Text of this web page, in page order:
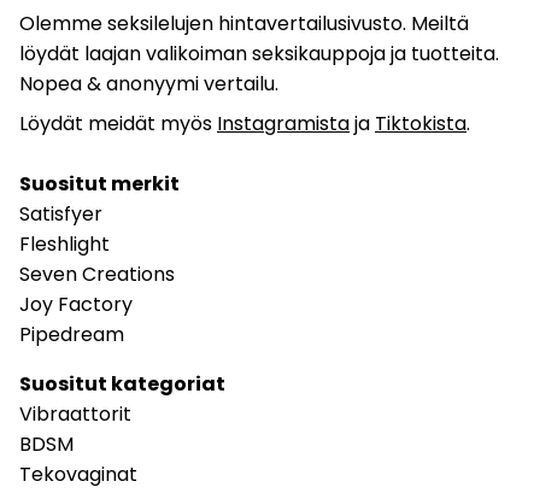
Olemme seksilelujen hintavertailusivusto. Meiltä
löydät laajan valikoiman seksikauppoja ja tuotteita.
Nopea & anonyymi vertailu.
Löydät meidät myös Instagramistaja Tiktokista.
Suositut merkit
Satisfyer
Fleshlight
Seven Creations
Joy Factory
Pipedream
Suositut kategoriat
Vibraattorit
BDSM
Tekovaginat